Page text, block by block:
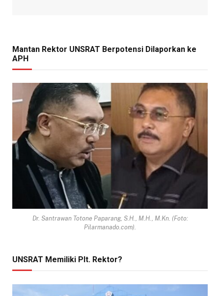
Mantan Rektor UNSRAT Berpotensi Dilaporkan ke
APH
Dr. Santrawan Totone Paparang, S.H., M.H., M.Kn. (Foto:
Pilarmanado.com).
UNSRAT Memiliki Plt. Rektor?